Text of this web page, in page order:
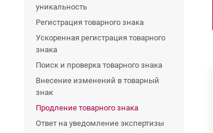
уникальность
Регистрация товарного знака
Ускоренная регистрация товарного
знака
Поиск и проверка товарного знака
Внесение изменений в товарный
знак
Продление товарного знака
Ответ на уведомление экспертизы